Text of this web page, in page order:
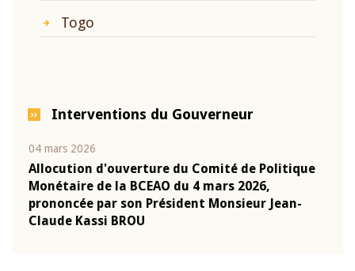
Togo
Interventions du Gouverneur
04 mars 2026
Allocution d'ouverture du Comité de Politique
Monétaire de la BCEAO du 4 mars 2026,
prononcée par son Président Monsieur Jean-
Claude Kassi BROU